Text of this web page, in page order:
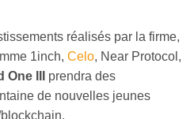
réalisés par la firme,
1inch, Celo, Near Protocol,
III
prendra des
de nouvelles jeunes